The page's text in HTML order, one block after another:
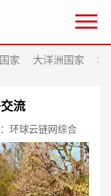
家 大洋洲国家 北
流
环球云链网综合